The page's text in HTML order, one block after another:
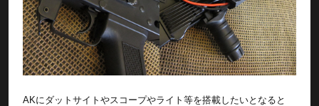
AKにダットサイトやスコープやライト等を搭載したいとなると